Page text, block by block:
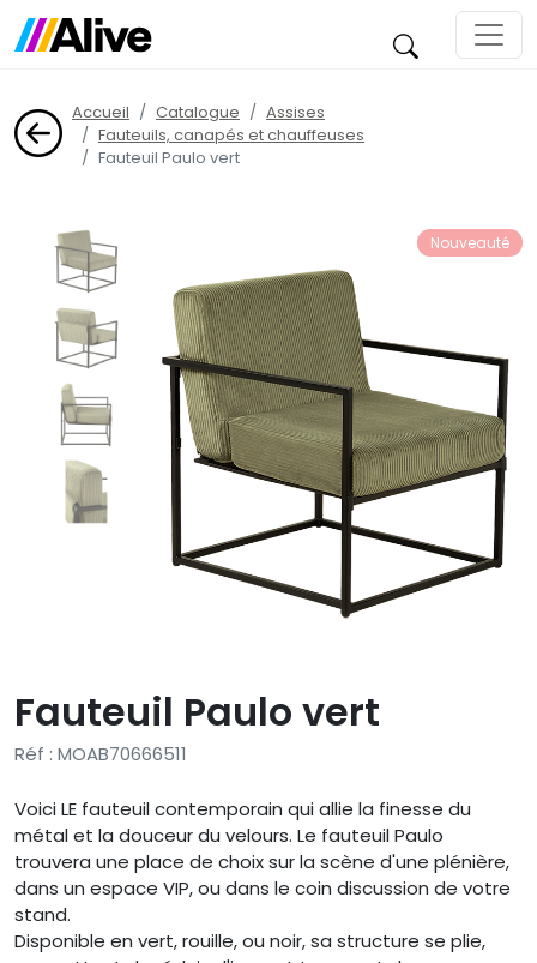
Accueil Catalogue
Assises
Fauteuils, canapés et chauffeuses
Fauteuil Paulo vert
Nouveauté
Fauteuil Paulo vert
Réf : MOAB70666511
Voici LE fauteuil contemporain qui allie la finesse du
métal et la douceur du velours. Le fauteuil Paulo
trouvera une place de choix sur la scène d'une plénière,
dans un espace VIP, ou dans le coin discussion de votre
stand.
Disponible en vert, rouille, ou noir, sa structure se plie,